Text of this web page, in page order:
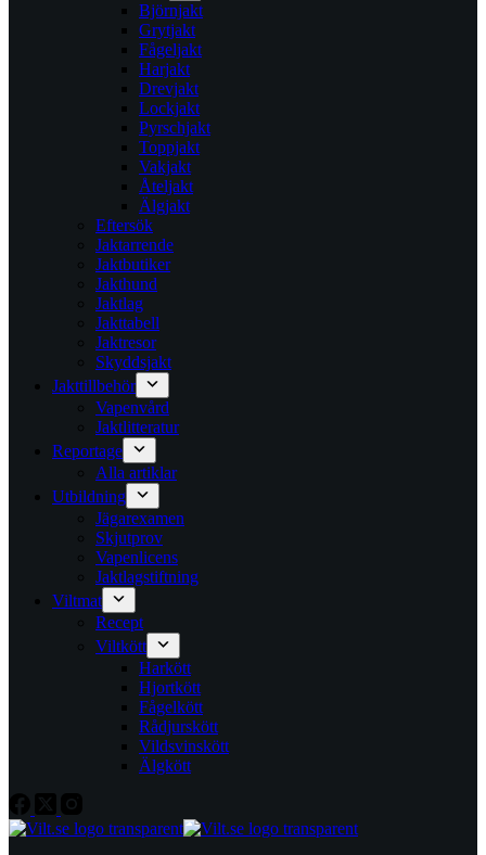
Björnjakt
Grytjakt
Fågeljakt
Harjakt
Drevjakt
Lockjakt
Pyrschjakt
Toppjakt
Vakjakt
Åteljakt
Älgjakt
Eftersök
Jaktarrende
Jaktbutiker
Jakthund
Jaktlag
Jakttabell
Jaktresor
Skyddsjakt
Jakttillbehör
Vapenvård
Jaktlitteratur
Reportage
Alla artiklar
Utbildning
Jägarexamen
Skjutprov
Vapenlicens
Jaktlagstiftning
Viltmat
Recept
Viltkött
Harkött
Hjortkött
Fågelkött
Rådjurskött
Vildsvinskött
Älgkött